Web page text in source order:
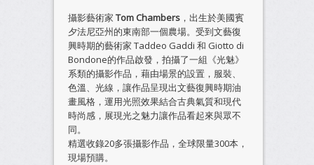
攝影藝術家 Tom Chambers，出生於美國賓
夕法尼亞州的東南部一個農場。受到文藝復
興時期的藝術家 Taddeo Gaddi 和 Giotto di
Bondone的作品啟發，拍攝了一組《光魅》
系類的攝影作品，藉由場景的設置，服裝、
色溫、光線，讓作品呈現出文藝復興時期油
畫風格，運用光照效果結合古典氣質和現代
時尚感，展現光之魅力讓作品看起來與眾不
同。
精選收錄20多張攝影作品，全球限量300本，
現場預購。